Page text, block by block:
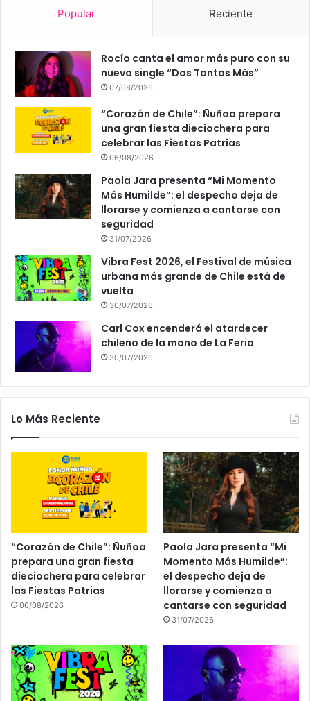
Popular Reciente
Rocío canta el amor más puro con su
nuevo single “Dos Tontos Más”
07/08/2026
“Corazón de Chile”: Ñuñoa prepara
una gran fiesta dieciochera para
celebrar las Fiestas Patrias
06/08/2026
Paola Jara presenta “Mi Momento
Más Humilde”: el despecho deja de
llorarse y comienza a cantarse con
seguridad
31/07/2026
Vibra Fest 2026, el Festival de música
urbana más grande de Chile está de
vuelta
30/07/2026
Carl Cox encenderá el atardecer
chileno de la mano de La Feria
30/07/2026
Lo Más Reciente
“Corazón de Chile”: Ñuñoa
prepara una gran fiesta
dieciochera para celebrar
las Fiestas Patrias
06/08/2026
Paola Jara presenta “Mi
Momento Más Humilde”:
el despecho deja de
llorarse y comienza a
cantarse con seguridad
31/07/2026